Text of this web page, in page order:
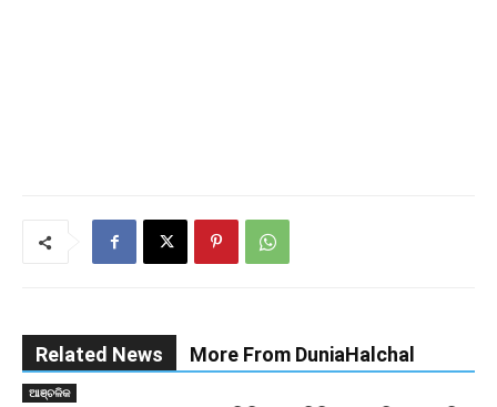
Related News More From DuniaHalchal
ଆଞ୍ଚଳିକ